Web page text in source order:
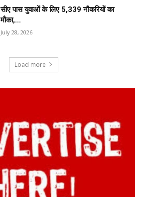
सीए पास युवाओं के लिए 5,339 नौकरियों का
मौका,...
July 28, 2026
Load more